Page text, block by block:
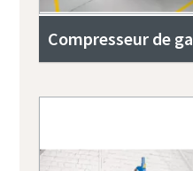
Compresseur de